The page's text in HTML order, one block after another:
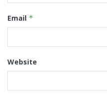
Email *
Website